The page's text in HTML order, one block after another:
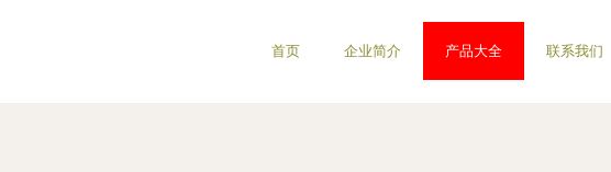
首页 企业简介 产品大全 联系我们